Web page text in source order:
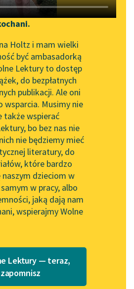
Zgłoś brak utworu
Narzędzia
Mapa Wolnych Lektur
Leśmianator
Przewodnik dla piszących i
czytających
API
OAI-PMH
Widget Wolnych Lektur
Przypisy
Katalog w formacie PDF
Holtz i mam wielki
być ambasadorką
Lektury to dostęp
do bezpłatnych
publikacji. Ale oni
wsparcia. Musimy nie
także wspierać
bo bez nas nie
nie będziemy mieć
literatury, do
które bardzo
dzieciom w
w pracy, albo
jaką dają nam
wspierajmy Wolne
Lektury — teraz,
Mikołaj Sęp Szarzyński
Pieśń I (O bożej
opatrzności na
świecie)
A my na twoje sprawy,
choć wzrok ciemny
mamy,
Kiedy cie poznać
chcemy, dotknąć sie...
Czytaj więcej
moralistów, motywem tym